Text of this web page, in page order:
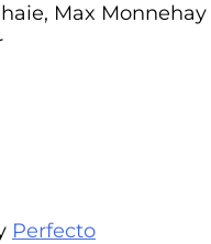
Max Monnehay
Perfecto